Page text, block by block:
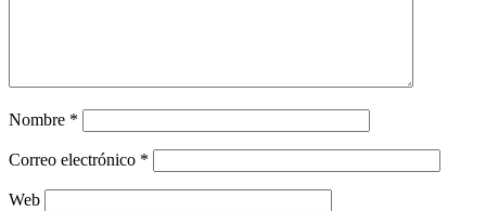
Nombre *
Correo electrónico *
Web